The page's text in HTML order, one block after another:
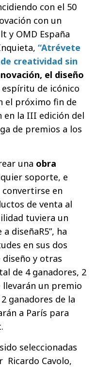
con el 50
con un
y OMD España
“Atrévete
creatividad sin
el diseño
de icónico
el próximo fin de
en la III edición del
de premios a los
una obra
soporte, e
en
de venta al
tuviera un
diseñaR5”, ha
en sus dos
y otras
de 4 ganadores, 2
llevarán un premio
ganadores de la
a París para
seleccionadas
Cavolo,